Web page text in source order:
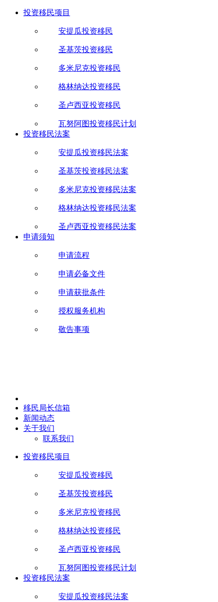
投资移民项目
安提瓜投资移民
圣基茨投资移民
多米尼克投资移民
格林纳达投资移民
圣卢西亚投资移民
瓦努阿图投资移民计划
投资移民法案
安提瓜投资移民法案
圣基茨投资移民法案
多米尼克投资移民法案
格林纳达投资移民法案
圣卢西亚投资移民法案
申请须知
申请流程
申请必备文件
申请获批条件
授权服务机构
敬告事项
移民局长信箱
新闻动态
关于我们
联系我们
投资移民项目
安提瓜投资移民
圣基茨投资移民
多米尼克投资移民
格林纳达投资移民
圣卢西亚投资移民
瓦努阿图投资移民计划
投资移民法案
安提瓜投资移民法案